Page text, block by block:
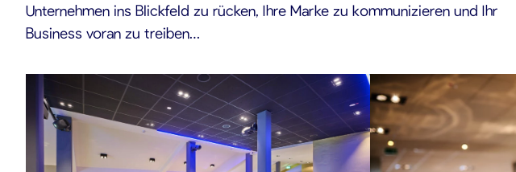
Unternehmen ins Blickfeld zu rücken, Ihre Marke zu kommunizieren und Ihr
Business voran zu treiben…